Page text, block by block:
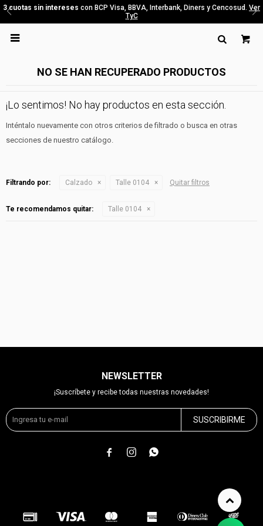
3 cuotas sin intereses con BCP Visa, BBVA, Interbank, Diners y Cencosud. Ver
TyC

NO SE HAN RECUPERADO PRODUCTOS
¡Lo sentimos! No hay productos en esta sección.
Inténtalo nuevamente con otros criterios de filtrado o busca en otras
secciones de nuestro catálogo.
Filtrando por: Calzado Talle 0104 Quitar filtros
Te recomendamos quitar: Talle 0104
NEWSLETTER
¡Suscríbete y recibe todas nuestras novedades!
SUSCRIBIRME
  